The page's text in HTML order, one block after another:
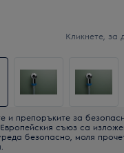
Кликнете, за
и препоръките за
съюз са
безопасно, моля